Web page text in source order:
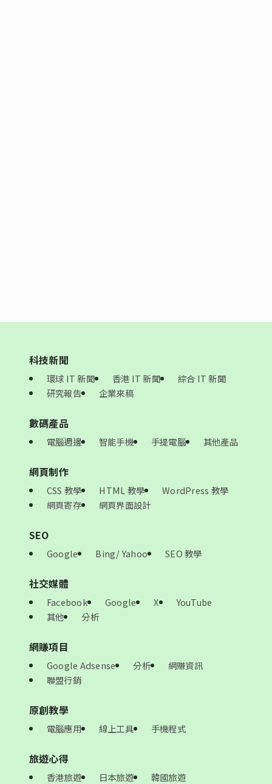
科技新聞
環球 IT 新聞 香港 IT 新聞
綜合 IT 新聞
研究報告
企業來稿
數碼產品
電腦週邊 智能手機 手提電腦 其他產品
網頁制作
CSS 教學 HTML 教學
WordPress 教學
網頁寄存
網頁界面設計
SEO
Google Bing/ Yahoo SEO 教學
社交媒體
Facebook Google X
YouTube
其他
分析
網賺項目
Google Adsense 分析
網賺資訊
聯盟行銷
原創教學
電腦應用 線上工具 手機程式
旅遊心得
香港旅遊 日本旅遊 韓國旅遊